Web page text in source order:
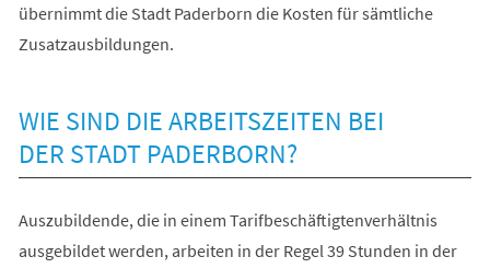
übernimmt die Stadt Paderborn die Kosten für sämtliche
Zusatzausbildungen.
WIE SIND DIE ARBEITSZEITEN BEI
DER STADT PADERBORN?
Auszubildende, die in einem Tarifbeschäftigtenverhältnis
ausgebildet werden, arbeiten in der Regel 39 Stunden in der